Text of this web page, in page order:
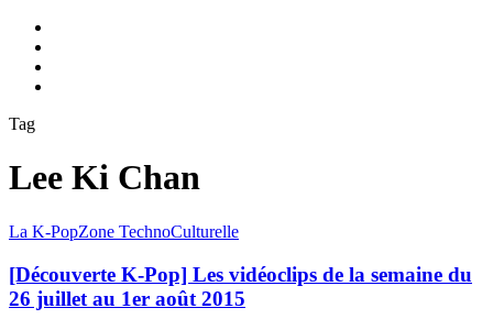
Tag
Lee Ki Chan
[Découverte
Pop]
Les
vidéoclips
La K-PopZone TechnoCulturelle
[Découverte K-Pop] Les vidéoclips de la semaine du
26 juillet au 1er août 2015